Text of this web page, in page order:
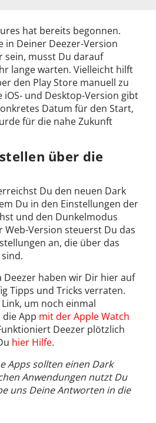
hat bereits begonnen.
in Deiner Deezer-Version
sein, musst Du darauf
lange warten. Vielleicht hilft
den Play Store manuell zu
iOS- und Desktop-Version gibt
Datum für den Start,
für die nahe Zukunft
über die
Du den neuen Dark
Du in den Einstellungen der
und den Dunkelmodus
Version steuerst Du das
an, die über das
Deezer haben wir Dir hier auf
Tipps und Tricks verraten.
um noch einmal
die App mit der Apple Watch
Deezer plötzlich
hier Hilfe.
Apps sollten einen Dark
Anwendungen nutzt Du
uns Deine Antworten in die